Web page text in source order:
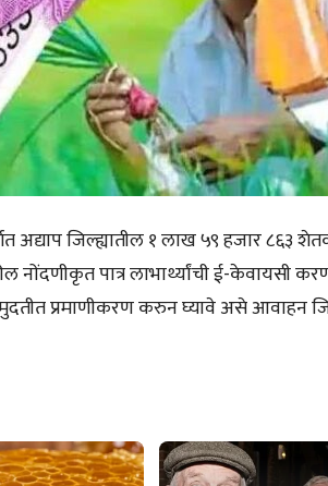
अद्याप जिल्ह्यातील १ लाख ५९ हजार ८६३
नोंदणीकृत पात्र लाभार्थ्यांची ई-केवायसी
प्रमाणीकरण करुन घ्यावे असे आवाहन